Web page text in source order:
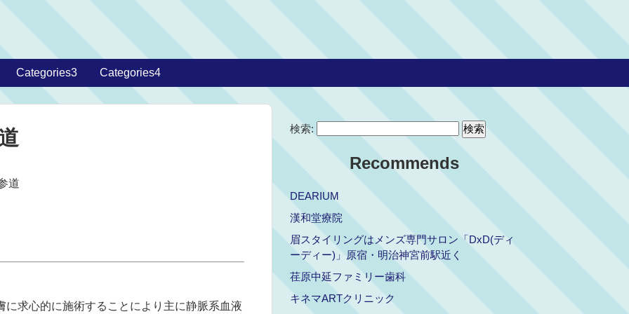
Categories3 Categories4
道
求心的に施術することにより主に静脈系血液
検索:
Recommends
DEARIUM
漢和堂療院
眉スタイリングはメンズ専門サロン「DxD(ディ
ーディー)」原宿・明治神宮前駅近く
荏原中延ファミリー歯科
キネマARTクリニック